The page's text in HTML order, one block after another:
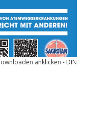
anklicken - DIN